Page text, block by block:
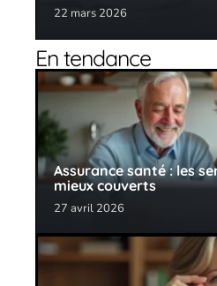
22 mars 2026
En tendance
Assurance santé : les
mieux couverts
27 avril 2026